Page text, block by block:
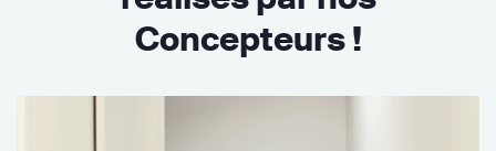
Concepteurs !